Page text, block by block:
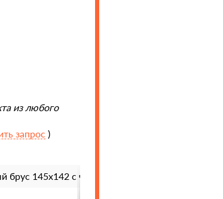
из любого
запрос )
брус 145х142 с чашками